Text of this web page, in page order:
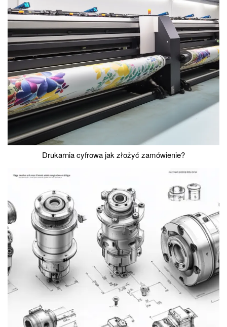
Drukarnia cyfrowa jak złożyć zamówienie?